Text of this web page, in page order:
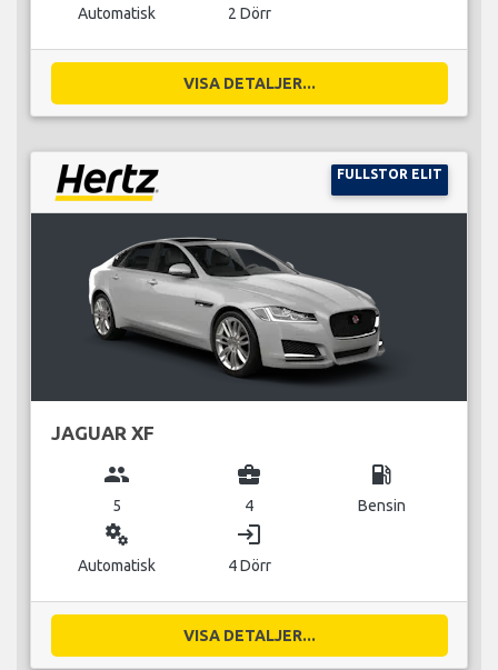
Automatisk 2 Dörr
VISA DETALJER...
FULLSTOR ELIT
JAGUAR XF
group
5
business_center
4
local_gas_station
Bensin
miscellaneous_services
Automatisk
login
4 Dörr
VISA DETALJER...